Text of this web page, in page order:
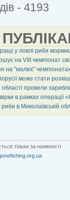
- 4193
у ловлі риби
на VIII чемпіонат
на "малих" чемпіонатах
може стати
області провели
в рамках операції
в Миколаївській
тільки за наявності